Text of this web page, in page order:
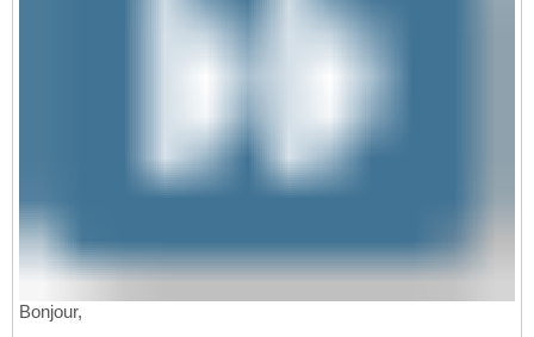
Bonjour,